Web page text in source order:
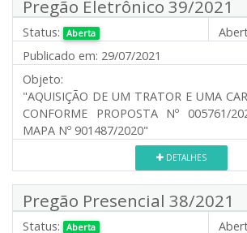
Pregão Eletrônico 39/2021
Status: Aberta
Publicado em: 29/07/2021
Objeto:
"AQUISIÇÃO DE UM TRATOR E UMA
CONFORME PROPOSTA Nº 005761/
MAPA Nº 901487/2020"
DETALHES
Pregão Presencial 38/2021
Status: Aberta